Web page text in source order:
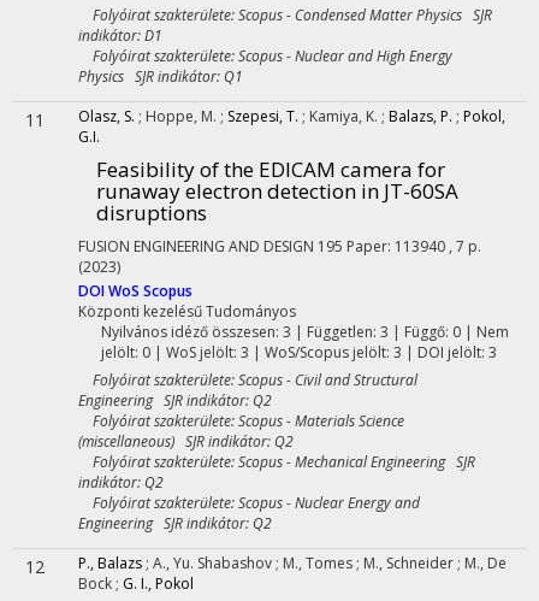
Folyóirat szakterülete: Scopus - Condensed Matter Physics SJR
indikátor: D1
Folyóirat szakterülete: Scopus - Nuclear and High Energy
Physics SJR indikátor: Q1
11 Olasz, S. ; Hoppe, M. ; Szepesi, T. ; Kamiya, K. ; Balazs, P. ; Pokol,
G.I.
Feasibility of the EDICAM camera for
runaway electron detection in JT-60SA
disruptions
FUSION ENGINEERING AND DESIGN 195 Paper: 113940 , 7 p.
(2023)
DOIWoS Scopus
Központi kezelésűTudományos
Nyilvános idéző összesen: 3 | Független: 3 | Függő: 0 | Nem
jelölt: 0 | WoS jelölt: 3 | WoS/Scopus jelölt: 3 | DOI jelölt: 3
Folyóirat szakterülete: Scopus - Civil and Structural
Engineering SJR indikátor: Q2
Folyóirat szakterülete: Scopus - Materials Science
(miscellaneous) SJR indikátor: Q2
Folyóirat szakterülete: Scopus - Mechanical Engineering SJR
indikátor: Q2
Folyóirat szakterülete: Scopus - Nuclear Energy and
Engineering SJR indikátor: Q2
12 P., Balazs ; A., Yu. Shabashov ; M., Tomes ; M., Schneider ; M., De
Bock ; G. I., Pokol